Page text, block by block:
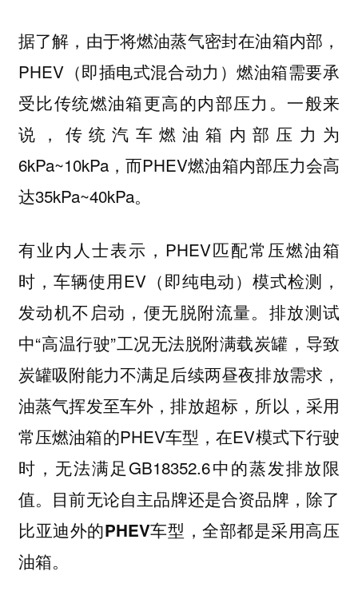
据了解，由于将燃油蒸气密封在油箱内部，
PHEV（即插电式混合动力）燃油箱需要承
受比传统燃油箱更高的内部压力。一般来
说，传统汽车燃油箱内部压力为
6kPa~10kPa，而PHEV燃油箱内部压力会高
达35kPa~40kPa。
有业内人士表示，PHEV匹配常压燃油箱
时，车辆使用EV（即纯电动）模式检测，
发动机不启动，便无脱附流量。排放测试
中“高温行驶”工况无法脱附满载炭罐，导致
炭罐吸附能力不满足后续两昼夜排放需求，
油蒸气挥发至车外，排放超标，所以，采用
常压燃油箱的PHEV车型，在EV模式下行驶
时，无法满足GB18352.6中的蒸发排放限
值。 目前无论自主品牌还是合资品牌，除了
比亚迪外的PHEV车型，全部都是采用高压
油箱。